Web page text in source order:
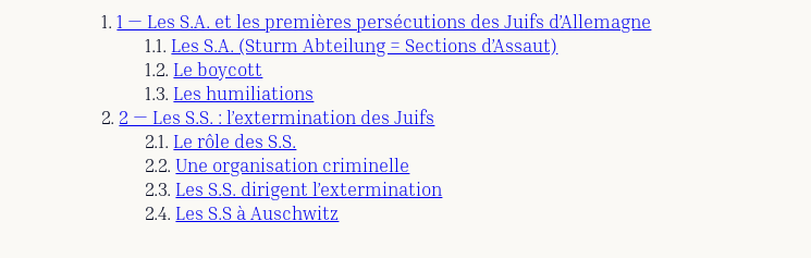
1 — Les S.A. et les premières persécutions des Juifs d’Allemagne
Les S.A. (Sturm Abteilung = Sections d’Assaut)
Le boycott
Les humiliations
2 — Les S.S. : l’extermination des Juifs
Le rôle des S.S.
Une organisation criminelle
Les S.S. dirigent l’extermination
Les S.S à Auschwitz